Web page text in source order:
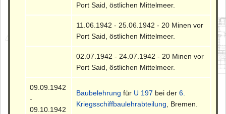
Port Said, östlichen Mittelmeer.
11.06.1942 - 25.06.1942 - 20 Minen vor
Port Said, östlichen Mittelmeer.
02.07.1942 - 24.07.1942 - 20 Minen vor
Port Said, östlichen Mittelmeer.
09.09.1942
-
09.10.1942
Baubelehrung für U 197 bei der6.
Kriegsschiffbaulehrabteilung , Bremen.